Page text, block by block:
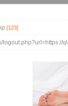
[123]
logout.php?url=https://